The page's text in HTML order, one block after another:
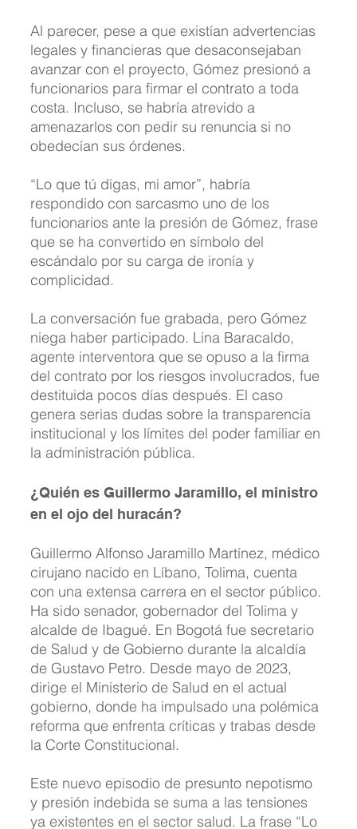
Al parecer, pese a que existían advertencias
legales y financieras que desaconsejaban
avanzar con el proyecto, Gómez presionó a
funcionarios para firmar el contrato a toda
costa. Incluso, se habría atrevido a
amenazarlos con pedir su renuncia si no
obedecían sus órdenes.
“Lo que tú digas, mi amor”, habría
respondido con sarcasmo uno de los
funcionarios ante la presión de Gómez, frase
que se ha convertido en símbolo del
escándalo por su carga de ironía y
complicidad.
La conversación fue grabada, pero Gómez
niega haber participado. Lina Baracaldo,
agente interventora que se opuso a la firma
del contrato por los riesgos involucrados, fue
destituida pocos días después. El caso
genera serias dudas sobre la transparencia
institucional y los límites del poder familiar en
la administración pública.
¿Quién es Guillermo Jaramillo, el ministro
en el ojo del huracán?
Guillermo Alfonso Jaramillo Martínez, médico
cirujano nacido en Líbano, Tolima, cuenta
con una extensa carrera en el sector público.
Ha sido senador, gobernador del Tolima y
alcalde de Ibagué. En Bogotá fue secretario
de Salud y de Gobierno durante la alcaldía
de Gustavo Petro. Desde mayo de 2023,
dirige el Ministerio de Salud en el actual
gobierno, donde ha impulsado una polémica
reforma que enfrenta críticas y trabas desde
la Corte Constitucional.
Este nuevo episodio de presunto nepotismo
y presión indebida se suma a las tensiones
ya existentes en el sector salud. La frase “Lo